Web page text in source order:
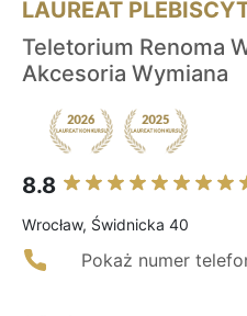
LAUREAT
Teletorium Renoma
Akcesoria Wymiana
8.8
Wrocław, Świdnicka 40
Pokaż numer